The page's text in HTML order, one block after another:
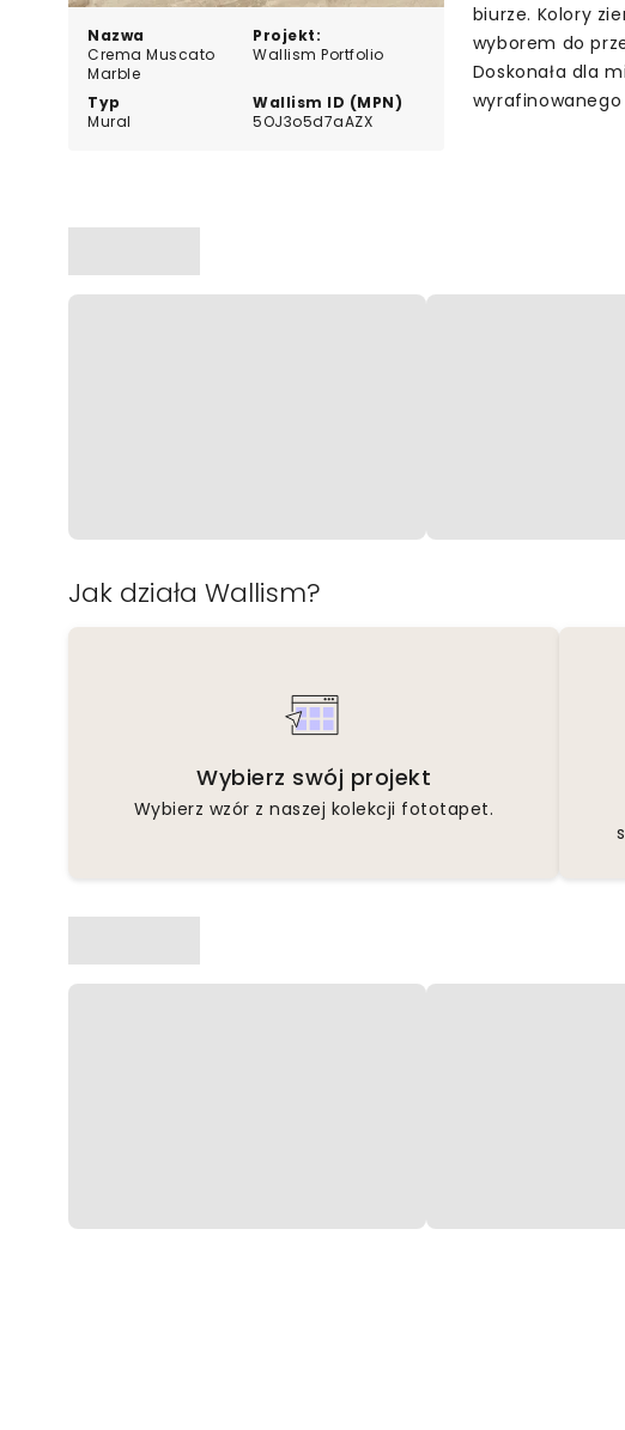
Nazwa
Crema Muscato
Marble
Projekt:
Wallism Portfolio
Typ
Mural
Wallism ID (MPN)
5OJ3o5d7aAZX
biurze. Kolory
wyborem do
Doskonała dla
wyrafinowanego
Jak działa Wallism?
Wybierz swój projekt
Wybierz wzór z naszej kolekcji fototapet.